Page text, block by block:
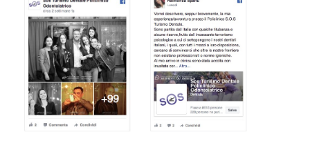
MI PRENOTO
Prendiamo in carico solamente richieste di
pazienti che hanno urgenza di curarsi,